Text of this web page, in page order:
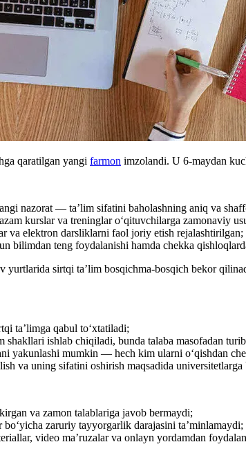
qaratilgan yangi farmon imzolandi. U 6-maydan
nazorat — ta’lim sifatini baholashning aniq va
kurslar va treninglar oʻqituvchilarga zamonaviy
va elektron darsliklarni faol joriy etish rejalashtirilgan;
bilimdan teng foydalanishi hamda chekka
yurtlarida sirtqi ta’lim bosqichma-bosqich bekor
ta’limga qabul to‘xtatiladi;
shakllari ishlab chiqiladi, bunda talaba masofadan
yakunlashi mumkin — hech kim ularni oʻqishdan
va uning sifatini oshirish maqsadida
va zamon talablariga javob bermaydi;
zaruriy tayyorgarlik darajasini ta’minlamaydi;
video ma’ruzalar va onlayn yordamdan